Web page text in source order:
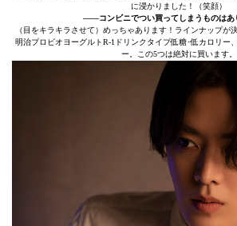
に浸かりました！（笑顔）
――コンビニでつい買ってしまうものはあ
（目をキラキラさせて）めっちゃあります！ラインナップが
明治プロビオヨーグルトR-1ドリンクタイプ低糖･低カロリー
ー。この5つは絶対に買います。